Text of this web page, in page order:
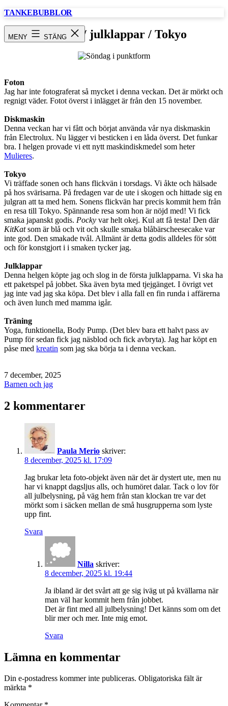
Hoppa
TANKEBUBBLOR
MENY STÄNG
Söndag / julklappar / Tokyo
Foton
Jag har inte fotograferat så mycket i denna veckan. Det är mörkt och
regnigt väder. Fotot överst i inlägget är från den 15 november.
Diskmaskin
Denna veckan har vi fått och börjat använda vår nya diskmaskin
från Electrolux. Nu lägger vi besticken i en låda överst. Det funkar
bra. I helgen provade vi ett nytt maskindiskmedel som heter
Mulieres.
Tokyo
Vi träffade sonen och hans flickvän i torsdags. Vi åkte och hälsade
på hos svärisarna. På fredagen var de ute i skogen och hittade sig en
julgran att ta med hem. Sonens flickvän har precis kommit hem från
en resa till Tokyo. Spännande resa som hon är nöjd med! Vi fick
smaka japanskt godis. Pocky var helt okej. Kul att få testa! Den där
KitKatsom är blå och vit och skulle smaka blåbärscheesecake var
inte god. Den smakade tvål. Allmänt är detta godis alldeles för sött
och för konstgjort i i smaken tycker jag.
Julklappar
Denna helgen köpte jag och slog in de första julklapparna. Vi ska ha
ett paketspel på jobbet. Ska även byta med tjejgänget. I övrigt vet
jag inte vad jag ska köpa. Det blev i alla fall en fin runda i affärerna
och även lunch med mamma igår.
Träning
Yoga, funktionella, Body Pump. (Det blev bara ett halvt pass av
Pump för sedan fick jag näsblod och fick avbryta). Jag har köpt en
påse med kreatin som jag ska börja ta i denna veckan.
Publicerat
den
7 december, 2025
Kategoriserat
Barnen och jag
2 kommentarer
Paula Merio skriver:
8 december, 2025 kl. 17:09
Jag brukar leta foto-objekt även när det är dystert ute, men nu
har vi knappt dagsljus alls, och humöret dalar. Tack o lov för
all julbelysning, på väg hem från stan klockan tre var det
mörkt som i säcken mellan de små husgrupperna som lyste
upp fint.
Svara
Nilla skriver:
8 december, 2025 kl. 19:44
Ja ibland är det svårt att ge sig iväg ut på kvällarna när
man väl har kommit hem från jobbet.
Det är fint med all julbelysning! Det känns som om det
blir mer och mer. Inte mig emot.
Svara
Lämna en kommentar
Din e-postadress kommer inte publiceras. Obligatoriska fält är
märkta *